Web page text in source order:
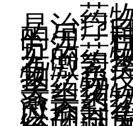
药物
是治疗
的另一
方法。
见的药
有激素
物、免
类药物
素类药
激素类
以抑制